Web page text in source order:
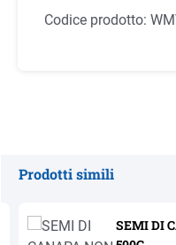
Codice prodotto:
Prodotti simili
SEMI DI